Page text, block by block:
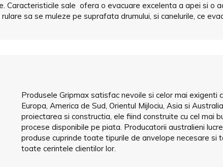
Caracteristicile sale ofera o evacuare excelenta a apei si o
sa se muleze pe suprafata drumului, si canelurile, ce
Produsele Gripmax satisfac nevoile si celor mai exigenti
Europa, America de Sud, Orientul Mijlociu, Asia si
proiectarea si constructia, ele fiind construite cu cel mai
procese disponibile pe piata. Producatorii australieni
produse cuprinde toate tipurile de anvelope necesare si
toate cerintele clientilor lor.